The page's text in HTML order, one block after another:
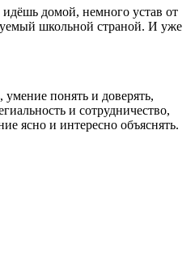
домой, немного устав от
школьной страной. И уже
понять и доверять,
и сотрудничество,
ясно и интересно объяснять.